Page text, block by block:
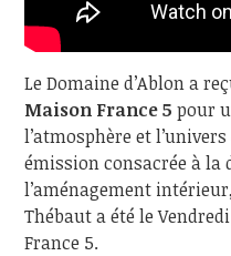
Le Domaine d’Ablon a
Maison France 5 pour
l’atmosphère et
émission consacrée à la
l’aménagement
Thébaut a été le
France 5.